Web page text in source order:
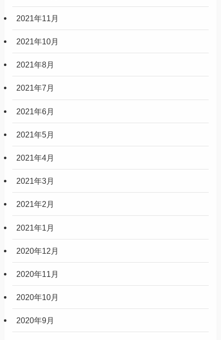
2021年11月
2021年10月
2021年8月
2021年7月
2021年6月
2021年5月
2021年4月
2021年3月
2021年2月
2021年1月
2020年12月
2020年11月
2020年10月
2020年9月